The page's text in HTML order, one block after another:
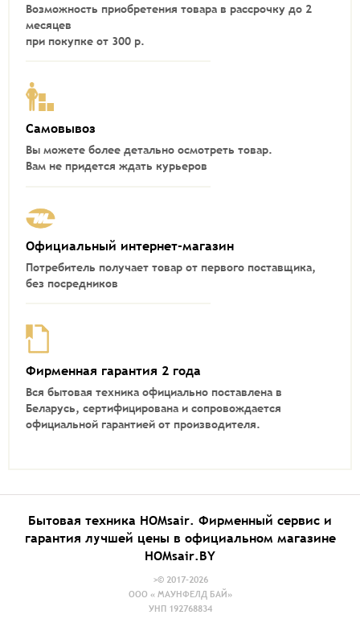
Возможность приобретения товара в рассрочку до 2
месяцев
при покупке от 300 р.
Самовывоз
Вы можете более детально осмотреть товар.
Вам не придется ждать курьеров
Официальный интернет-магазин
Потребитель получает товар от первого поставщика,
без посредников
Фирменная гарантия 2 года
Вся бытовая техника официально поставлена в
Беларусь, сертифицирована и сопровождается
официальной гарантией от производителя.
Бытовая техника HOMsair. Фирменный сервис и
гарантия лучшей цены в официальном магазине
HOMsair.BY
>© 2017-2026
ООО « МАУНФЕЛД БАЙ»
УНП 192768834